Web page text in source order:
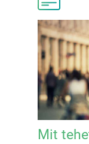
Mit